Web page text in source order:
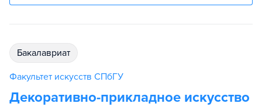
бакалавриат
Факультет искусств СПбГУ
Декоративно-прикладное искусство